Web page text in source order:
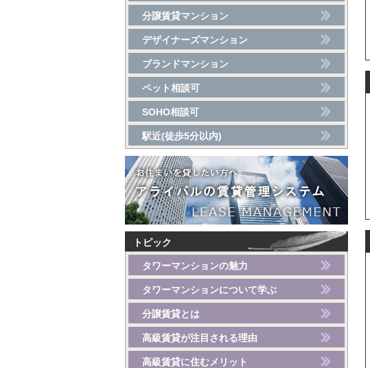
分譲賃貸マンション
デザイナーズマンション
ブランドマンション
ペット相談可
SOHO相談可
駅近(徒歩5分以内)
トピック
タワーマンションの魅力
タワーマンションについて学ぶ
分譲賃貸とは
高級賃貸が注目される理由
高級賃貸に住むメリット